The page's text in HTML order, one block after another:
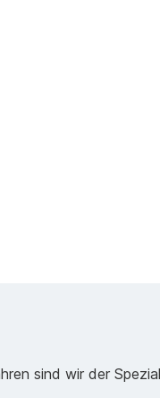
sind wir der